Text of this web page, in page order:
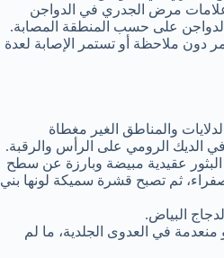
مرض الجدري في الدواجن
على حسب المنطقة المصابة.
دون ملاحظة أو تستمر الإصابة لعدة
والمناطق الغير مغطاة
الديك الرومي على الرأس والرقبة.
البثور عقيدية مبيضة وبارزة عن سطح
ثم تصبح قشرة سميكة لونها بني
البياض.
في العدوى الجلدية، ما لم